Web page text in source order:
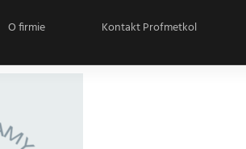
O firmie Kontakt Profmetkol